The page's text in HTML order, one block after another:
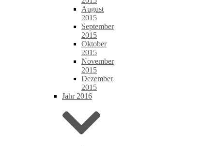
August
2015
September
2015
Oktober
2015
November
2015
Dezember
2015
Jahr 2016